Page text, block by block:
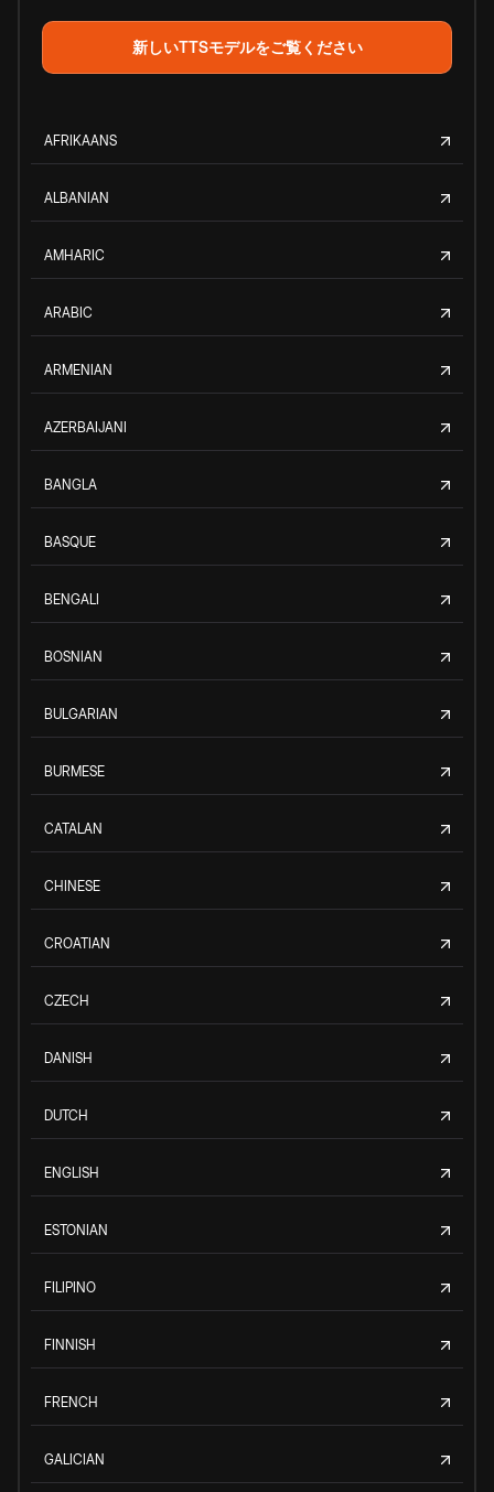
新しいTTSモデルをご覧ください
AFRIKAANS
ALBANIAN
AMHARIC
ARABIC
ARMENIAN
AZERBAIJANI
BANGLA
BASQUE
BENGALI
BOSNIAN
BULGARIAN
BURMESE
CATALAN
CHINESE
CROATIAN
CZECH
DANISH
DUTCH
ENGLISH
ESTONIAN
FILIPINO
FINNISH
FRENCH
GALICIAN